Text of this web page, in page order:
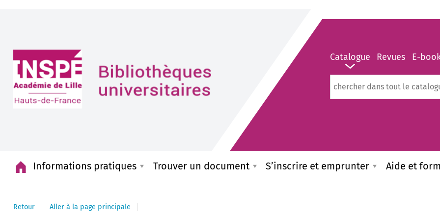
Catalogue Revues E-
Accueil
Informations pratiques Trouver un document S’inscrire et emprunter Aide et
Retour Aller à la page principale